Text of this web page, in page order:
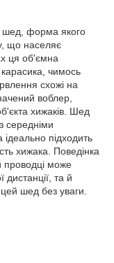
шед, форма якого
що населяє
ця об'ємна
карасика, чимось
схожі на
воблер,
хижаків. Шед
середніми
підходить
хижака. Поведінка
проводці може
та й
шед без уваги.